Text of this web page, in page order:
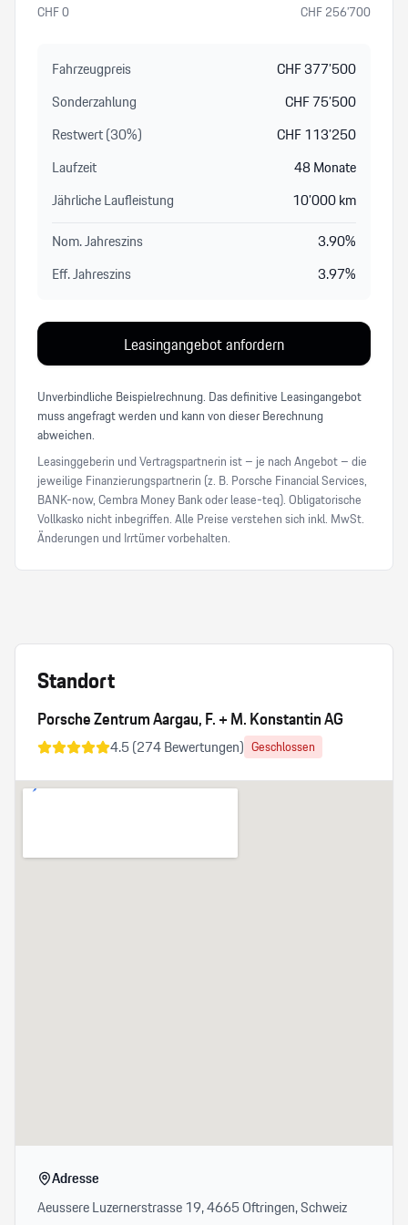
CHF0 CHF256’700
Fahrzeugpreis CHF377’500
Sonderzahlung
CHF75’500
Restwert (30%) CHF113’250
Laufzeit
48Monate
Jährliche Laufleistung
10’000km
Nom. Jahreszins
3.90%
Eff. Jahreszins
3.97%
Leasingangebot anfordern
Unverbindliche Beispielrechnung. Das definitive Leasingangebot
muss angefragt werden und kann von dieser Berechnung
abweichen.
Leasinggeberin und Vertragspartnerin ist – je nach Angebot – die
jeweilige Finanzierungspartnerin (z. B. Porsche Financial Services,
BANK-now, Cembra Money Bank oder lease-teq). Obligatorische
Vollkasko nicht inbegriffen. Alle Preise verstehen sich inkl. MwSt.
Änderungen und Irrtümer vorbehalten.
Standort
Porsche Zentrum Aargau, F. + M. Konstantin AG
4.5(274Bewertungen) Geschlossen
Adresse
Aeussere Luzernerstrasse 19, 4665 Oftringen, Schweiz